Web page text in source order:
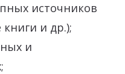
источников
и др.);
и